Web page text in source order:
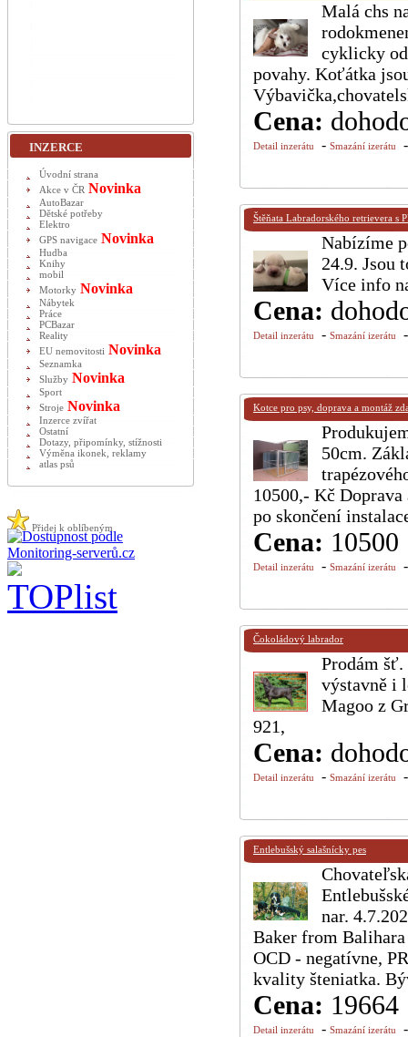
Malá chs
cyklicky
povahy. Koťátka
Cena:
Detail inzerátu - Smazání izerátu
Štěňata Labradorského retrievera s
Nabízíme
24.9. Jsou
Více info
Cena:
Detail inzerátu - Smazání izerátu
Kotce pro psy, doprava a montáž
50cm.
10500,- Kč
po skončení
Cena: 10500
Detail inzerátu - Smazání izerátu
Čokoládový labrador
Prodám šť.
výstavně i
Magoo z
921,
Cena:
Detail inzerátu - Smazání izerátu
Entlebušský salašnícky pes
nar.
Baker from
OCD - negatívne,
kvality šteniatka.
Cena: 19664
Detail inzerátu - Smazání izerátu
INZERCE
Úvodní strana
Akce v ČR Novinka
AutoBazar
Dětské potřeby
Elektro
GPS navigace Novinka
Hudba
Knihy
mobil
Motorky Novinka
Nábytek
Práce
PCBazar
Reality
EU nemovitosti Novinka
Seznamka
Služby Novinka
Sport
Stroje Novinka
Inzerce zvířat
Ostatní
Dotazy, připomínky, stížnosti
Výměna ikonek, reklamy
atlas psů
Přidej k oblíbeným